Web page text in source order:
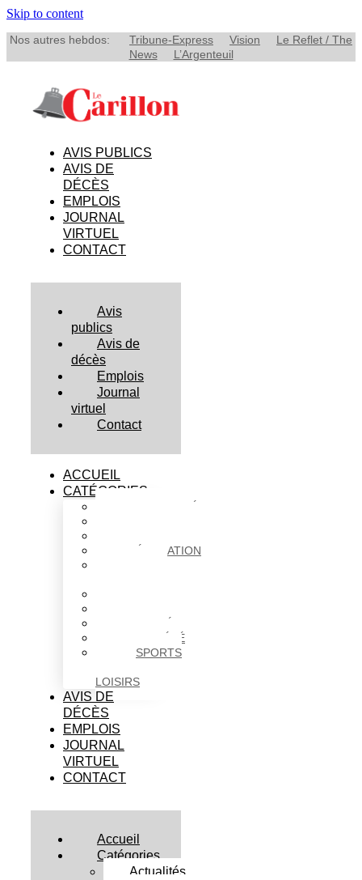
Skip to content
Nos autres hebdos: Tribune-Express Vision
Le Reflet / The
News
L’Argenteuil
AVIS PUBLICS
AVIS DE
DÉCÈS
EMPLOIS
JOURNAL
VIRTUEL
CONTACT
Avis
publics
Avis de
décès
Emplois
Journal
virtuel
Contact
ACCUEIL
CATÉGORIES
ÉDUCATION
SOCIÉTÉ
SPORTS
LOISIRS
AVIS DE
DÉCÈS
EMPLOIS
JOURNAL
VIRTUEL
CONTACT
Accueil
Catégories
Actualités